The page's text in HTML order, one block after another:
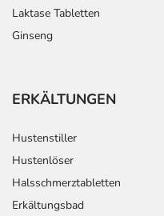
Laktase Tabletten
Ginseng
ERKÄLTUNGEN
Hustenstiller
Hustenlöser
Halsschmerztabletten
Erkältungsbad